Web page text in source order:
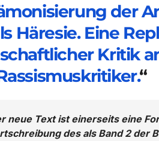
der
Häresie. Eine
Kritik
“
neue Text ist einerseits eine
des als Band 2 der